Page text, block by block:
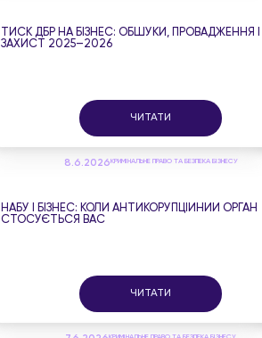
ТИСК ДБР НА БІЗНЕС: ОБШУКИ, ПРОВАДЖЕННЯ І
ЗАХИСТ 2025–2026
ЧИТАТИ
8.6.2026 КРИМІНАЛЬНЕ ПРАВО ТА БЕЗПЕКА БІЗНЕСУ
НАБУ І БІЗНЕС: КОЛИ АНТИКОРУПЦІЙНИЙ ОРГАН
СТОСУЄТЬСЯ ВАС
ЧИТАТИ